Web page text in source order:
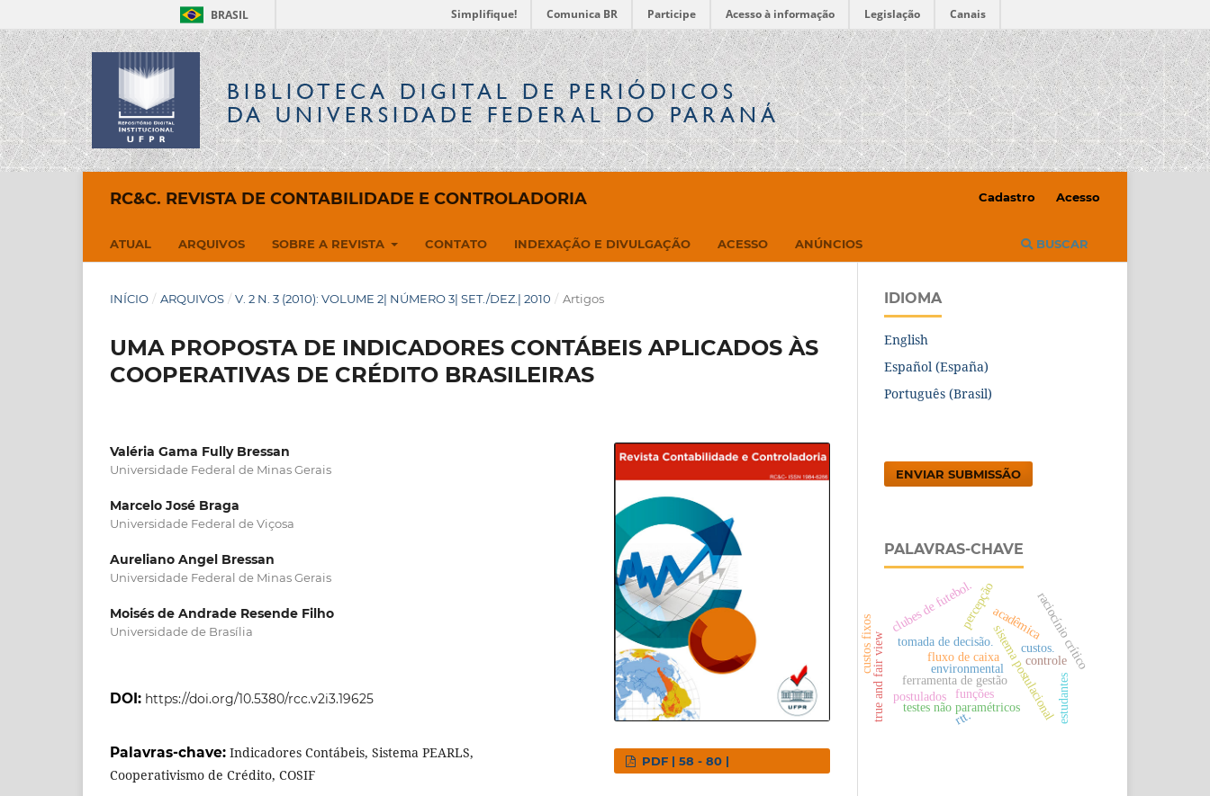
BRASIL Simplifique! Comunica BR Participe Acesso à informação Legislação Canais
BIBLIOTECA DIGITALDE PERIÓDICOS
DA UNIVERSIDADE FEDERAL DO PARANÁ
RC&C. REVISTA DE CONTABILIDADE E CONTROLADORIA
ATUAL ARQUIVOS SOBRE A REVISTA CONTATO INDEXAÇÃO E DIVULGAÇÃO ACESSO ANÚNCIOS BUSCAR
Cadastro Acesso
INÍCIO / ARQUIVOS / V. 2 N. 3 (2010): VOLUME 2| NÚMERO 3| SET./DEZ.| 2010 / Artigos
UMA PROPOSTA DE INDICADORES CONTÁBEIS APLICADOS ÀS
COOPERATIVAS DE CRÉDITO BRASILEIRAS
Valéria Gama Fully Bressan
Universidade Federal de Minas Gerais
Marcelo José Braga
Universidade Federal de Viçosa
Aureliano Angel Bressan
Universidade Federal de Minas Gerais
Moisés de Andrade Resende Filho
Universidade de Brasília
DOI: https://doi.org/10.5380/rcc.v2i3.19625
Palavras-chave: Indicadores Contábeis, Sistema PEARLS,
Cooperativismo de Crédito, COSIF
PDF | 58 - 80 |
IDIOMA
English
Español (España)
Português (Brasil)
ENVIAR SUBMISSÃO
PALAVRAS-CHAVE
environmentalsistema postulacional
fluxo de caixa
ferramenta de gestão
controle
tomada de decisão. raciocínio crítico
funções
percepção
estudantes
postulados
true and fair view
clubes de futebol. acadêmica
custos.
testes não paramétricos
rtt.
custos fixos